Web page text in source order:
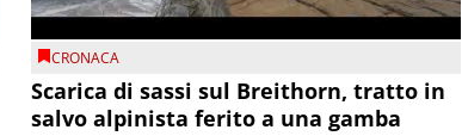
CRONACA
Scarica di sassi sul Breithorn, tratto in
salvo alpinista ferito a una gamba